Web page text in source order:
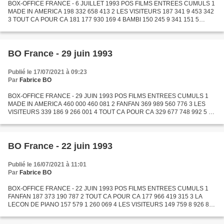
BOX-OFFICE FRANCE - 6 JUILLET 1993 POS FILMS ENTREES CUMULS 1
MADE IN AMERICA 198 332 658 413 2 LES VISITEURS 187 341 9 453 342
3 TOUT CA POUR CA 181 177 930 169 4 BAMBI 150 245 9 341 151 5
BO France - 29 juin 1993
Publié le 17/07/2021 à 09:23
Par Fabrice BO
BOX-OFFICE FRANCE - 29 JUIN 1993 POS FILMS ENTREES CUMULS 1
MADE IN AMERICA 460 000 460 081 2 FANFAN 369 989 560 776 3 LES
VISITEURS 339 186 9 266 001 4 TOUT CA POUR CA 329 677 748 992 5 LA
BRUCE...
BO France - 22 juin 1993
Publié le 16/07/2021 à 11:01
Par Fabrice BO
BOX-OFFICE FRANCE - 22 JUIN 1993 POS FILMS ENTREES CUMULS 1
FANFAN 187 373 190 787 2 TOUT CA POUR CA 177 966 419 315 3 LA
LECON DE PIANO 157 579 1 260 069 4 LES VISITEURS 149 759 8 926 815
BEAUCOUP...